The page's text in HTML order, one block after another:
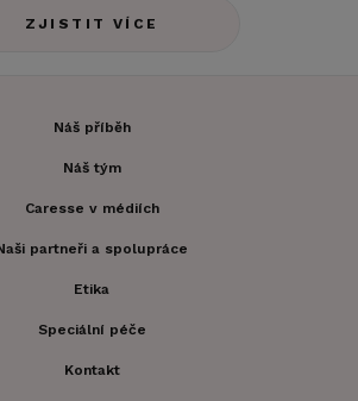
ZJISTIT VÍCE
Náš příběh
Náš tým
Caresse v médiích
partneři a spolupráce
Etika
Speciální péče
Kontakt